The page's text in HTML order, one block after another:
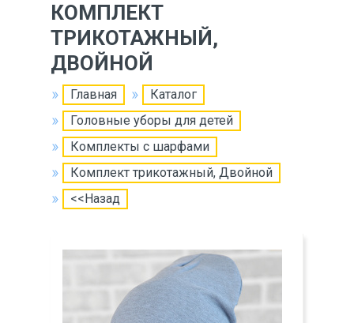
КОМПЛЕКТ
ТРИКОТАЖНЫЙ,
ДВОЙНОЙ
Главная
Каталог
Головные уборы для детей
Комплекты с шарфами
Комплект трикотажный, Двойной
<<Назад